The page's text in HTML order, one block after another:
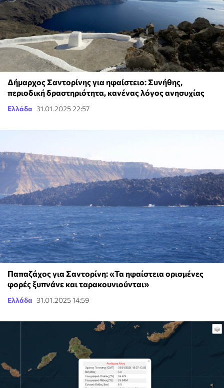
Δήμαρχος Σαντορίνης για ηφαίστειο: Συνήθης,
περιοδική δραστηριότητα, κανένας λόγος ανησυχίας
Ελλάδα 31.01.2025 22:57
Παπαζάχος για Σαντορίνη: «Τα ηφαίστεια ορισμένες
φορές ξυπνάνε και ταρακουνιούνται»
Ελλάδα 31.01.2025 14:59